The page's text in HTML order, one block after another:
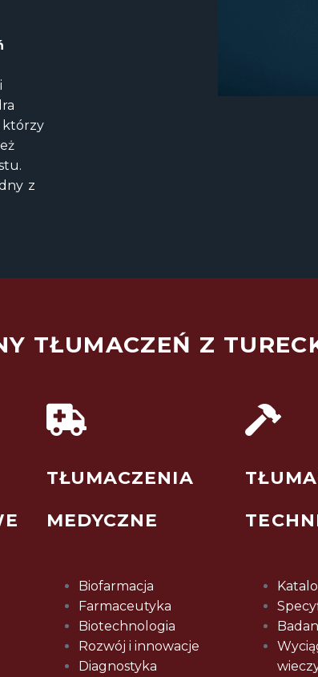
którzy
z
TŁUMACZEŃ Z
TŁUMACZENIA
MEDYCZNE
Biofarmacja
Farmaceutyka
Biotechnologia
Rozwój i innowacje
Diagnostyka